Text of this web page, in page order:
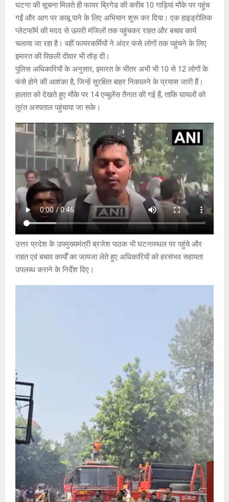
घटना की सूचना मिलते ही फायर ब्रिगेड की करीब 10 गाड़ियां मौके पर पहुंच
गईं और आग पर काबू पाने के लिए अभियान शुरू कर दिया। एक हाइड्रोलिक
प्लेटफॉर्म की मदद से ऊपरी मंजिलों तक पहुंचकर राहत और बचाव कार्य
चलाया जा रहा है। वहीं फायरकर्मियों ने अंदर फंसे लोगों तक पहुंचने के लिए
इमारत की पिछली दीवार भी तोड़ दी।
पुलिस अधिकारियों के अनुसार, इमारत के भीतर अभी भी 10 से 12 लोगों के
फंसे होने की आशंका है, जिन्हें सुरक्षित बाहर निकालने के प्रयास जारी हैं।
हालात को देखते हुए मौके पर 14 एम्बुलेंस तैनात की गई हैं, ताकि घायलों को
तुरंत अस्पताल पहुंचाया जा सके।
उत्तर प्रदेश के उपमुख्यमंत्री ब्रजेश पाठक भी घटनास्थल पर पहुंचे और
राहत एवं बचाव कार्यों का जायजा लेते हुए अधिकारियों को हरसंभव सहायता
उपलब्ध कराने के निर्देश दिए।